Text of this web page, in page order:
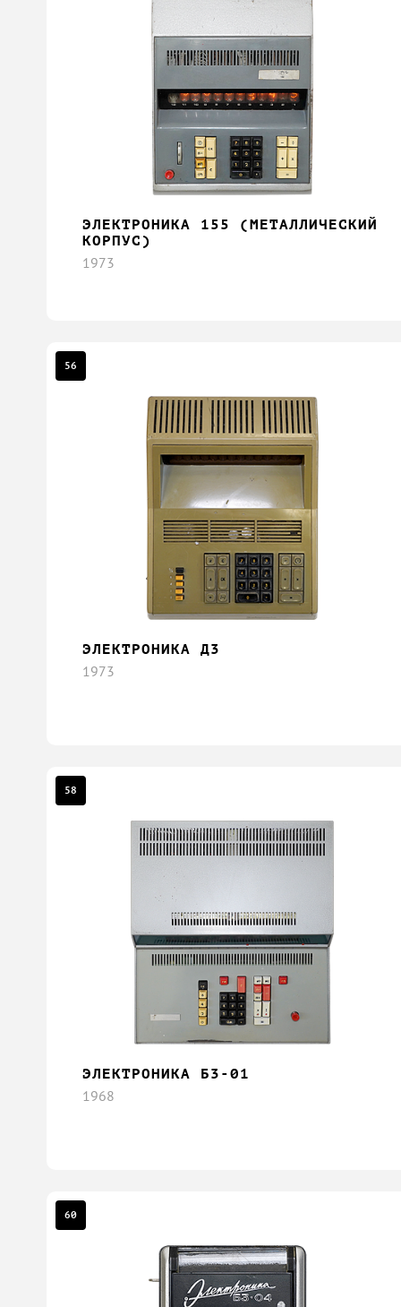
ЭЛЕКТРОНИКА 155 (МЕТАЛЛИЧЕСКИЙ
КОРПУС)
1973
56
ЭЛЕКТРОНИКА Д3
1973
58
ЭЛЕКТРОНИКА Б3-01
1968
60